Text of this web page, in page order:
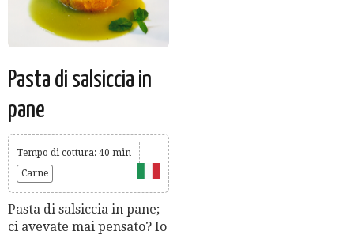
Pasta di salsiccia in
pane
Tempo di cottura: 40 min
Carne
Pasta di salsiccia in pane;
ci avevate mai pensato? Io